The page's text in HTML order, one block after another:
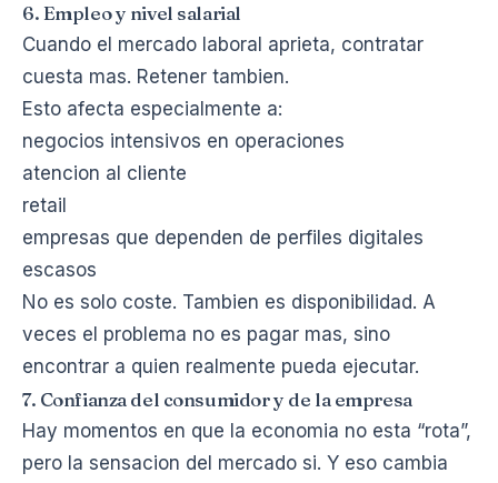
6. Empleo y nivel salarial
Cuando el mercado laboral aprieta, contratar
cuesta mas. Retener tambien.
Esto afecta especialmente a:
negocios intensivos en operaciones
atencion al cliente
retail
empresas que dependen de perfiles digitales
escasos
No es solo coste. Tambien es disponibilidad. A
veces el problema no es pagar mas, sino
encontrar a quien realmente pueda ejecutar.
7. Confianza del consumidor y de la empresa
Hay momentos en que la economia no esta “rota”,
pero la sensacion del mercado si. Y eso cambia